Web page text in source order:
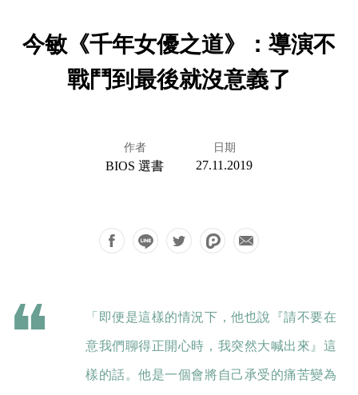
今敏《千年女優之道》：導演不
戰鬥到最後就沒意義了
作者
BIOS 選書
日期
27.11.2019
「即便是這樣的情況下，他也說『請不要在
意我們聊得正開心時，我突然大喊出來』這
樣的話。他是一個會將自己承受的痛苦變為